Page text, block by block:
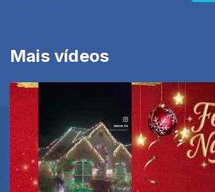
Mais vídeos